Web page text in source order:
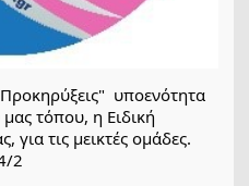
υποενότητα
τόπου, η Ειδική
τις μεικτές ομάδες.
2